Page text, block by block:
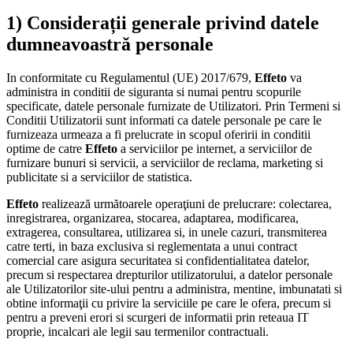
1) Considerații generale privind datele
dumneavoastră personale
In conformitate cu Regulamentul (UE) 2017/679, Effeto va
administra in conditii de siguranta si numai pentru scopurile
specificate, datele personale furnizate de Utilizatori. Prin Termeni si
Conditii Utilizatorii sunt informati ca datele personale pe care le
furnizeaza urmeaza a fi prelucrate in scopul oferirii in conditii
optime de catre Effeto a serviciilor pe internet, a serviciilor de
furnizare bunuri si servicii, a serviciilor de reclama, marketing si
publicitate si a serviciilor de statistica.
Effeto realizează următoarele operaţiuni de prelucrare: colectarea,
inregistrarea, organizarea, stocarea, adaptarea, modificarea,
extragerea, consultarea, utilizarea si, in unele cazuri, transmiterea
catre terti, in baza exclusiva si reglementata a unui contract
comercial care asigura securitatea si confidentialitatea datelor,
precum si respectarea drepturilor utilizatorului, a datelor personale
ale Utilizatorilor site-ului pentru a administra, mentine, imbunatati si
obtine informaţii cu privire la serviciile pe care le ofera, precum si
pentru a preveni erori si scurgeri de informatii prin reteaua IT
proprie, incalcari ale legii sau termenilor contractuali.